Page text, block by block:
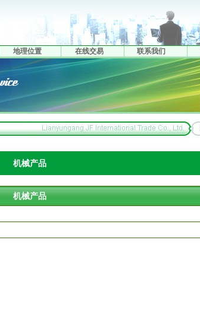
地理位置 在线交易 联系我们
机械产品
机械产品